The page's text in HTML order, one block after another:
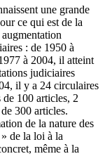
une grande
ce qui est de la
: de 1950 à
à 2004, il atteint
judiciaires
il y a 24 circulaires
100 articles, 2
300 articles.
de la nature des
de la loi à la
même à la